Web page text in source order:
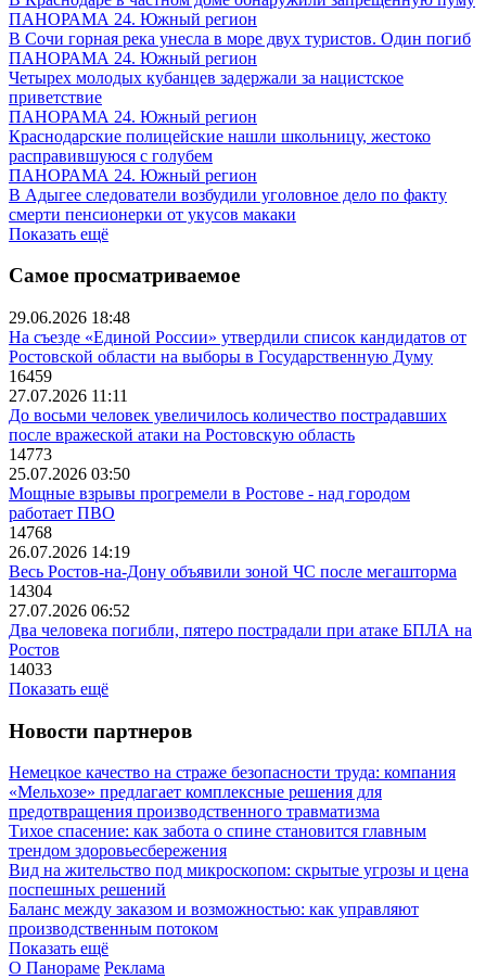
ПАНОРАМА 24. Южный регион
В Сочи горная река унесла в море двух туристов. Один погиб
ПАНОРАМА 24. Южный регион
Четырех молодых кубанцев задержали за нацистское
приветствие
ПАНОРАМА 24. Южный регион
Краснодарские полицейские нашли школьницу, жестоко
расправившуюся с голубем
ПАНОРАМА 24. Южный регион
В Адыгее следователи возбудили уголовное дело по факту
смерти пенсионерки от укусов макаки
Показать ещё
Самое просматриваемое
29.06.2026 18:48
На съезде «Единой России» утвердили список кандидатов от
Ростовской области на выборы в Государственную Думу
16459
27.07.2026 11:11
До восьми человек увеличилось количество пострадавших
после вражеской атаки на Ростовскую область
14773
25.07.2026 03:50
Мощные взрывы прогремели в Ростове - над городом
работает ПВО
14768
26.07.2026 14:19
Весь Ростов-на-Дону объявили зоной ЧС после мегашторма
14304
27.07.2026 06:52
Два человека погибли, пятеро пострадали при атаке БПЛА на
Ростов
14033
Показать ещё
Новости партнеров
Немецкое качество на страже безопасности труда: компания
«Мельхозе» предлагает комплексные решения для
предотвращения производственного травматизма
Тихое спасение: как забота о спине становится главным
трендом здоровьесбережения
Вид на жительство под микроскопом: скрытые угрозы и цена
поспешных решений
Баланс между заказом и возможностью: как управляют
производственным потоком
Показать ещё
О Панораме Реклама